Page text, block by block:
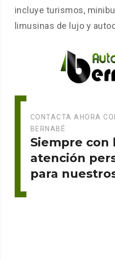
incluye turismos,
limusinas de lujo y
CONTACTA AHORA
BERNABÉ
Siempre con
atención
para